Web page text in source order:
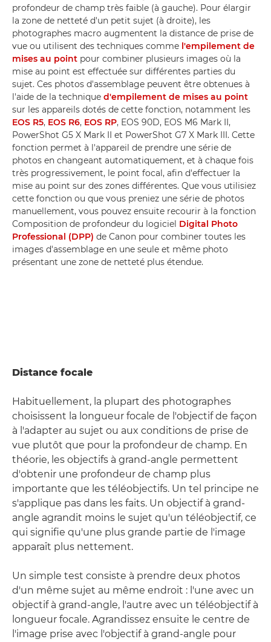
profondeur de champ très faible (à gauche). Pour élargir
la zone de netteté d'un petit sujet (à droite), les
photographes macro augmentent la distance de prise de
vue ou utilisent des techniques comme l'empilement de
mises au point pour combiner plusieurs images où la
mise au point est effectuée sur différentes parties du
sujet. Ces photos d'assemblage peuvent être obtenues à
l'aide de la technique d'empilement de mises au point
sur les appareils dotés de cette fonction, notamment les
EOS R5, EOS R6, EOS RP, EOS 90D, EOS M6 Mark II,
PowerShot G5 X Mark II et PowerShot G7 X Mark III. Cette
fonction permet à l'appareil de prendre une série de
photos en changeant automatiquement, et à chaque fois
très progressivement, le point focal, afin d'effectuer la
mise au point sur des zones différentes. Que vous utilisiez
cette fonction ou que vous preniez une série de photos
manuellement, vous pouvez ensuite recourir à la fonction
Composition de profondeur du logiciel Digital Photo
Professional (DPP) de Canon pour combiner toutes les
images d'assemblage en une seule et même photo
présentant une zone de netteté plus étendue.
Distance focale
Habituellement, la plupart des photographes
choisissent la longueur focale de l'objectif de façon
à l'adapter au sujet ou aux conditions de prise de
vue plutôt que pour la profondeur de champ. En
théorie, les objectifs à grand-angle permettent
d'obtenir une profondeur de champ plus
importante que les téléobjectifs. Un tel principe ne
s'applique pas dans les faits. Un objectif à grand-
angle agrandit moins le sujet qu'un téléobjectif, ce
qui signifie qu'une plus grande partie de l'image
apparaît plus nettement.
Un simple test consiste à prendre deux photos
d'un même sujet au même endroit : l'une avec un
objectif à grand-angle, l'autre avec un téléobjectif à
longueur focale. Agrandissez ensuite le centre de
l'image prise avec l'objectif à grand-angle pour